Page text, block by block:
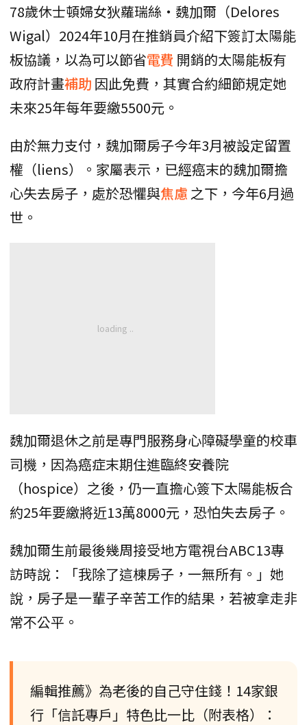
78歲休士頓婦女狄蘿瑞絲‧魏加爾（Delores
Wigal）2024年10月在推銷員介紹下簽訂太陽能
板協議，以為可以節省電費 開銷的太陽能板有
政府計畫補助 因此免費，其實合約細節規定她
未來25年每年要繳5500元。
由於無力支付，魏加爾房子今年3月被設定留置
權（liens）。家屬表示，已經癌末的魏加爾擔
心失去房子，處於恐懼與焦慮 之下，今年6月過
世。
魏加爾退休之前是專門服務身心障礙學童的校車
司機，因為癌症末期住進臨終安養院
（hospice）之後，仍一直擔心簽下太陽能板合
約25年要繳將近13萬8000元，恐怕失去房子。
魏加爾生前最後幾周接受地方電視台ABC13專
訪時說：「我除了這棟房子，一無所有。」她
說，房子是一輩子辛苦工作的結果，若被拿走非
常不公平。
編輯推薦》為老後的自己守住錢！14家銀
行「信託專戶」特色比一比（附表格）：